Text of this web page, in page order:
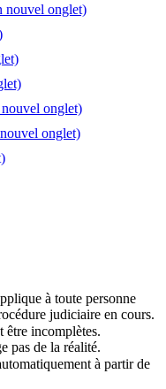
nouvel onglet)
onglet)
onglet)
à toute personne
judiciaire en cours.
être incomplètes.
pas de la réalité.
à partir de